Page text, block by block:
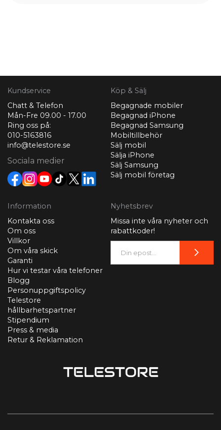
Kundservice
Chatt & Telefon
Mån-Fre 09.00 - 17.00
Ring oss på:
010-5163816
info@telestore.se
Sociala medier
Köp & Sälj
Begagnade mobiler
Begagnad iPhone
Begagnad Samsung
Mobiltillbehör
Sälj mobil
Sälja iPhone
Sälj Samsung
Sälj mobil företag
Information
Kontakta oss
Om oss
Villkor
Om våra skick
Garanti
Hur vi testar våra telefoner
Blogg
Personuppgiftspolicy
Telestore
hållbarhetspartner
Stipendium
Press & media
Retur & Reklamation
Nyhetsbrev
Missa inte våra nyheter och
rabattkoder!